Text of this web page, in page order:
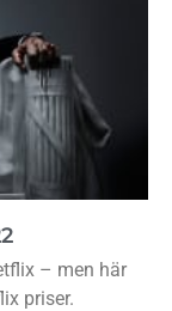
– men här
priser.